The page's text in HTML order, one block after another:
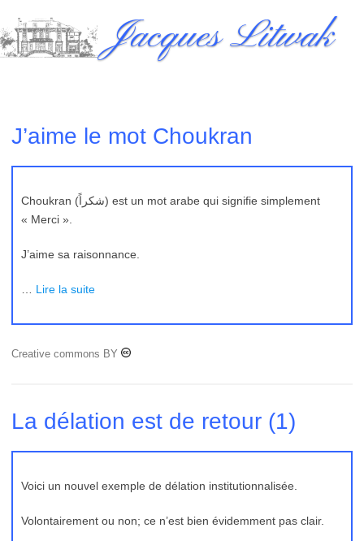
to
content
Jacques Litwak
J’aime le mot Choukran
Choukran (شكراً) est un mot arabe qui signifie simplement
« Merci ».
J’aime sa raisonnance.
Lire la suite
Creative commons BY
La délation est de retour (1)
Voici un nouvel exemple de délation institutionnalisée.
Volontairement ou non; ce n’est bien évidemment pas clair.